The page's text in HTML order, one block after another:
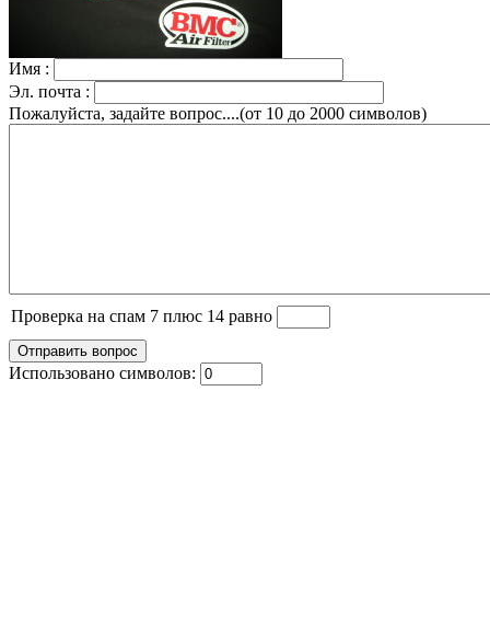
Имя :
Эл. почта :
Пожалуйста, задайте вопрос....(от 10 до 2000 символов)
Проверка на спам 7 плюс 14 равно
Использовано символов: